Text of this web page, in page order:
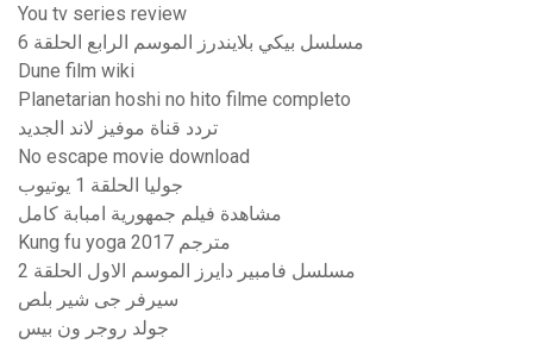
You tv series review
مسلسل بيكي بلايندرز الموسم الرابع الحلقة 6
Dune film wiki
Planetarian hoshi no hito filme completo
تردد قناة موفيز لاند الجديد
No escape movie download
جوليا الحلقة 1 يوتيوب
مشاهدة فيلم جمهورية امبابة كامل
Kung fu yoga 2017 مترجم
مسلسل فامبير دايرز الموسم الاول الحلقة 2
سيرفر جى شير بلص
جولد روجر ون بيس